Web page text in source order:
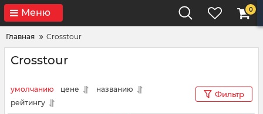
Меню 0
Главная Crosstour
Crosstour
умолчанию цене
названию
рейтингу
Фильтр